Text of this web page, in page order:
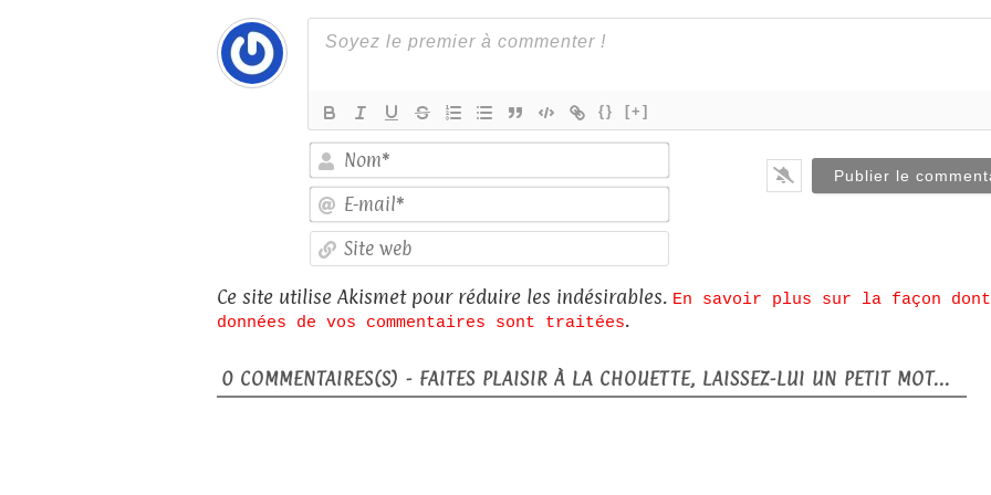
{} [+]
mail*
web
Ce site utilise Akismet pour réduire les indésirables. En savoir plus sur la façon
données de vos commentaires sont traitées.
0 COMMENTAIRES(S) - FAITES PLAISIR À LA CHOUETTE, LAISSEZ-LUI UN PETIT MOT...